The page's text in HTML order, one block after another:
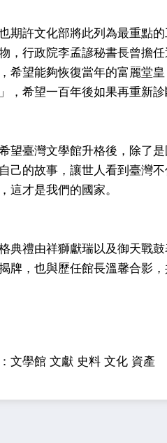
期許文化部將此列為最重點
，行政院李孟諺秘書長曾擔
希望能夠恢復當年的富麗堂
，希望一百年後如果再重新診
望臺灣文學館升格後，除了
己的故事，讓世人看到臺灣
這才是我們的國家。
典禮由祥獅獻瑞以及御天戰
牌，也與歷任館長溫馨合影，
文學館 文獻 史料 文化 資產